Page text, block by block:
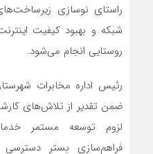
راستای نوسازی
شبکه و بهبود کیفیت
روستایی انجام می‌شود.
رئیس اداره مخابرات
ضمن تقدیر از تلاش‌های
لزوم توسعه مستمر
فراهم‌سازی بستر دسترسی